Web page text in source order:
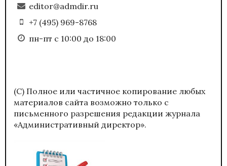
editor@admdir.ru
+7 (495) 969-8768
пн-пт с 10:00 до 18:00
(С) Полное или частичное копирование любых
материалов сайта возможно только с
письменного разрешения редакции журнала
«Административный директор».